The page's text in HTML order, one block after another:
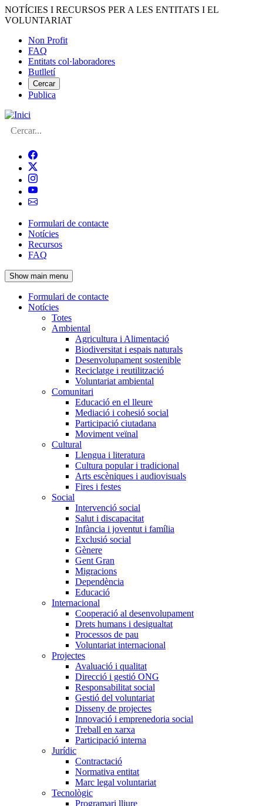
Vés
al
NOTÍCIES I RECURSOS PER A LES ENTITATS I EL
VOLUNTARIAT
Menú
del
compte
d'usuari
Non Profit
FAQ
Entitats col·laboradores
Butlletí
Cercar
Publica
Cerca
Navegació
principal
de
l'encapçalament
Formulari de contacte
Notícies
Recursos
FAQ
Show main menu
Navegació
principal
Formulari de contacte
Notícies
Totes
Ambiental
Agricultura i Alimentació
Biodiversitat i espais naturals
Desenvolupament sostenible
Reciclatge i reutilització
Voluntariat ambiental
Comunitari
Educació en el lleure
Mediació i cohesió social
Participació ciutadana
Moviment veïnal
Cultural
Llengua i literatura
Cultura popular i tradicional
Arts escèniques i audiovisuals
Fires i festes
Social
Intervenció social
Salut i discapacitat
Infància i joventut i família
Exclusió social
Gènere
Gent Gran
Migracions
Dependència
Educació
Internacional
Cooperació al desenvolupament
Drets humans i desigualtat
Processos de pau
Voluntariat internacional
Projectes
Avaluació i qualitat
Direcció i gestió ONG
Responsabilitat social
Gestió del voluntariat
Disseny de projectes
Innovació i emprenedoria social
Treball en xarxa
Participació interna
Jurídic
Contractació
Normativa entitat
Marc legal voluntariat
Tecnològic
Programari lliure